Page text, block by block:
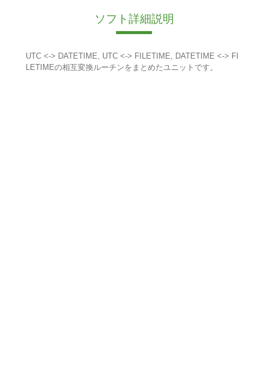
ソフト詳細説明
UTC <-> DATETIME, UTC <-> FILETIME, DATETIME <-> FI
LETIMEの相互変換ルーチンをまとめたユニットです。